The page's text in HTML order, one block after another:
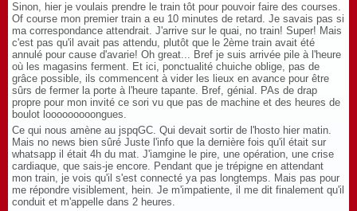
Sinon, hier je voulais prendre le train tôt pour pouvoir faire des courses.
Of course mon premier train a eu 10 minutes de retard. Je savais pas si
ma correspondance attendrait. J'arrive sur le quai, no train! Super! Mais
c'est pas qu'il avait pas attendu, plutôt que le 2ème train avait été
annulé pour cause d'avarie! Oh great... Bref je suis arrivée pile à l'heure
où les magasins ferment. Et ici, ponctualité chuiche oblige, pas de
grâce possible, ils commencent à vider les lieux en avance pour être
sûrs de fermer la porte à l'heure tapante. Bref, génial. PAs de drap
propre pour mon invité ce sori vu que pas de machine et des heures de
boulot looooooooongues.
Ce qui nous amène au jspqGC. Qui devait sortir de l'hosto hier matin.
Mais no news bien sûré Juste l'info que la dernière fois qu'il était sur
whatsapp il était 4h du mat. J'iamgine le pire, une opération, une crise
cardiaque, que sais-je encore. Pendant que je trépigne en attendant
mon train, je vois qu'il s'est connecté ya pas longtemps. Mais pas pour
me répondre visiblement, hein. Je m'impatiente, il me dit finalement qu'il
conduit et m'appelle dans 2 heures.